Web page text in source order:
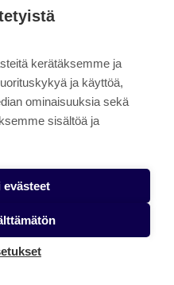
Takaisin ylös
Siirry
takaisin
kerätäksemme ja
ja käyttöä,
ominaisuuksia sekä
sisältöä ja
evästeet